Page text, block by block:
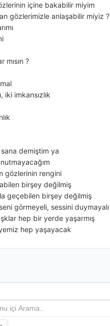
içine bakabilir miyim
gözlerimizle anlaşabilir miyiz ?
mısın ?
iki imkansızlık
sana demiştim ya
gözlerinin rengini
birşey değilmiş
geçebilen birşey değilmiş
görmeyeli, sessini duymayalı
hep bir yerde yaşarmış
hep yaşayacak